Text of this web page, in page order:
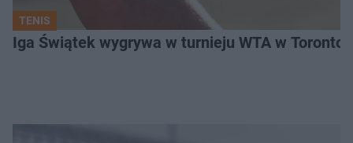
TENIS
Iga Świątek wygrywa w turnieju WTA w